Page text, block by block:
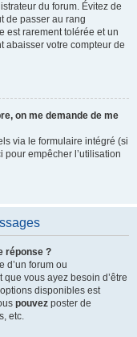
du forum. Évitez de
de passer au rang
est rarement tolérée et un
abaisser votre compteur de
on me demande de me
via le formulaire intégré (si
pour empêcher l’utilisation
réponse ?
d’un forum ou
vous ayez besoin d’être
disponibles est
pouvez poster de
etc.